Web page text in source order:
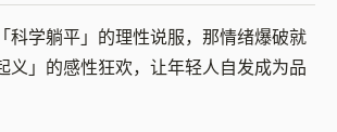
科学躺平」的理性说服，那情绪爆破就
义」的感性狂欢，让年轻人自发成为品